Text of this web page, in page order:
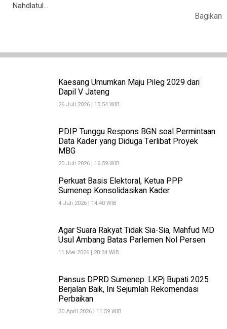
Kaesang Umumkan Maju Pileg 2029 dari
Dapil V Jateng
26 Juli 2026 | 15:54 WIB
PDIP Tunggu Respons BGN soal Permintaan
Data Kader yang Diduga Terlibat Proyek
MBG
20 Juli 2026 | 16:59 WIB
Perkuat Basis Elektoral, Ketua PPP
Sumenep Konsolidasikan Kader
4 Juli 2026 | 14:40 WIB
Agar Suara Rakyat Tidak Sia-Sia, Mahfud MD
Usul Ambang Batas Parlemen Nol Persen
11 Mei 2026 | 20:34 WIB
Pansus DPRD Sumenep: LKPj Bupati 2025
Berjalan Baik, Ini Sejumlah Rekomendasi
Perbaikan
30 April 2026 | 11:59 WIB
Nahdlatul…
Bagikan